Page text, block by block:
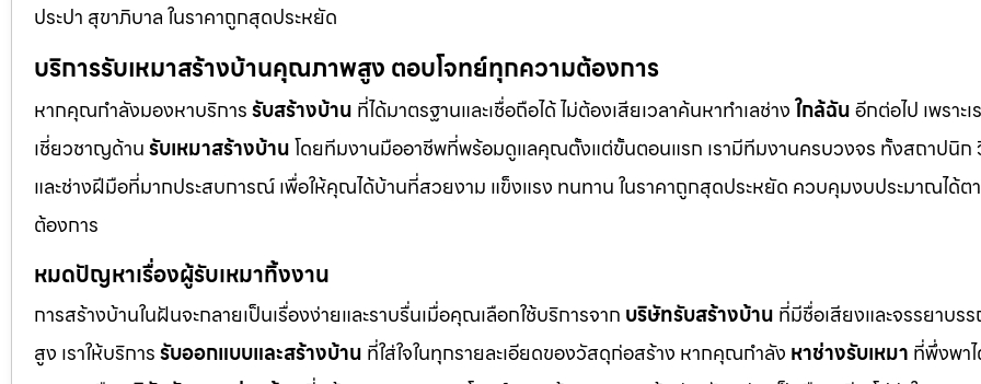
ประปา สุขาภิบาล ในราคาถูกสุดประหยัด
บริการรับเหมาสร้างบ้านคุณภาพสูง ตอบโจทย์ทุกความต้องการ
หากคุณกำลังมองหาบริการรับสร้างบ้าน ที่ได้มาตรฐานและเชื่อถือได้ ไม่ต้องเสียเวลาค้นหาทำเลช่างใกล้ฉันอีกต่อไป เพราะ
เชี่ยวชาญด้านรับเหมาสร้างบ้านโดยทีมงานมืออาชีพที่พร้อมดูแลคุณตั้งแต่ขั้นตอนแรก เรามีทีมงานครบวงจร ทั้งสถาปนิก
และช่างฝีมือที่มากประสบการณ์ เพื่อให้คุณได้บ้านที่สวยงาม แข็งแรง ทนทาน ในราคาถูกสุดประหยัด ควบคุมงบประมาณได้
ต้องการ
หมดปัญหาเรื่องผู้รับเหมาทิ้งงาน
การสร้างบ้านในฝันจะกลายเป็นเรื่องง่ายและราบรื่นเมื่อคุณเลือกใช้บริการจาก บริษัทรับสร้างบ้าน ที่มีชื่อเสียงและจรรยาบร
สูง เราให้บริการรับออกแบบและสร้างบ้าน ที่ใส่ใจในทุกรายละเอียดของวัสดุก่อสร้าง หากคุณกำลัง หาช่างรับเหมา ที่พึ่งพา